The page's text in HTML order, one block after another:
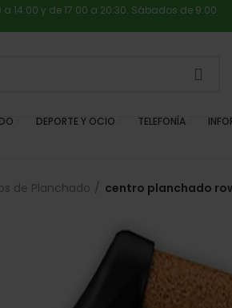
a 14:00 y de 17:00 a 20:30. Sábados de 9:00
DEPORTE Y OCIO TELEFONÍA
de Planchado centro planchado